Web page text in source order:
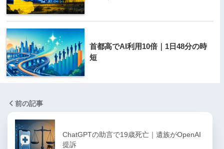
首都高でAI利用10倍｜1日48分の時
短
前の記事
ChatGPTの助言で19歳死亡｜遺族がOpenAI
提訴